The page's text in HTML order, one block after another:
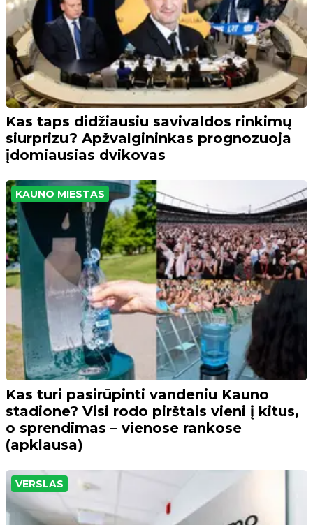
Kas taps didžiausiu savivaldos rinkimų
siurprizu? Apžvalgininkas prognozuoja
įdomiausias dvikovas
KAUNO MIESTAS
Kas turi pasirūpinti vandeniu Kauno
stadione? Visi rodo pirštais vieni į kitus,
o sprendimas – vienose rankose
(apklausa)
VERSLAS